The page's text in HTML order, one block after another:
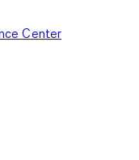
Center